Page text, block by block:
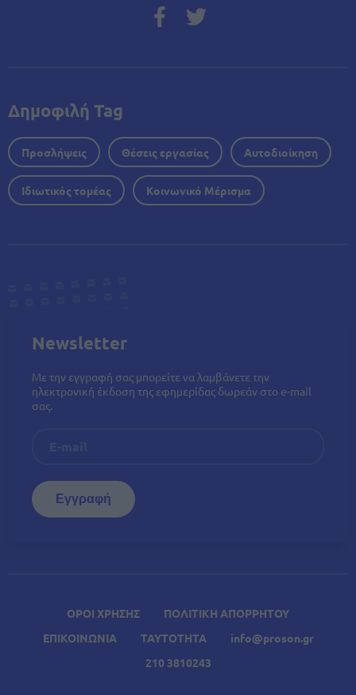
ΟΡΟΙ ΧΡΗΣΗΣ
ΠΟΛΙΤΙΚΗ ΑΠΟΡΡΗΤΟΥ
ΕΠΙΚΟΙΝΩΝΙΑ
ΤΑΥΤΟΤΗΤΑ
info@proson.gr
210 3810243
Δημοφιλή Tag
Προσλήψεις Θέσεις εργασίας Αυτοδιοίκηση
Ιδιωτικός τομέας Κοινωνικό Μέρισμα
Newsletter
Με την εγγραφή σας μπορείτε να λαμβάνετε την
ηλεκτρονική έκδοση της εφημερίδας δωρεάν στο e-mail
σας.